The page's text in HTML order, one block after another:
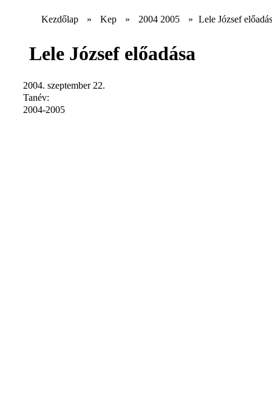
Kezdőlap » Kep » 2004 2005 » Lele József
Lele József előadása
2004. szeptember 22.
Tanév:
2004-2005